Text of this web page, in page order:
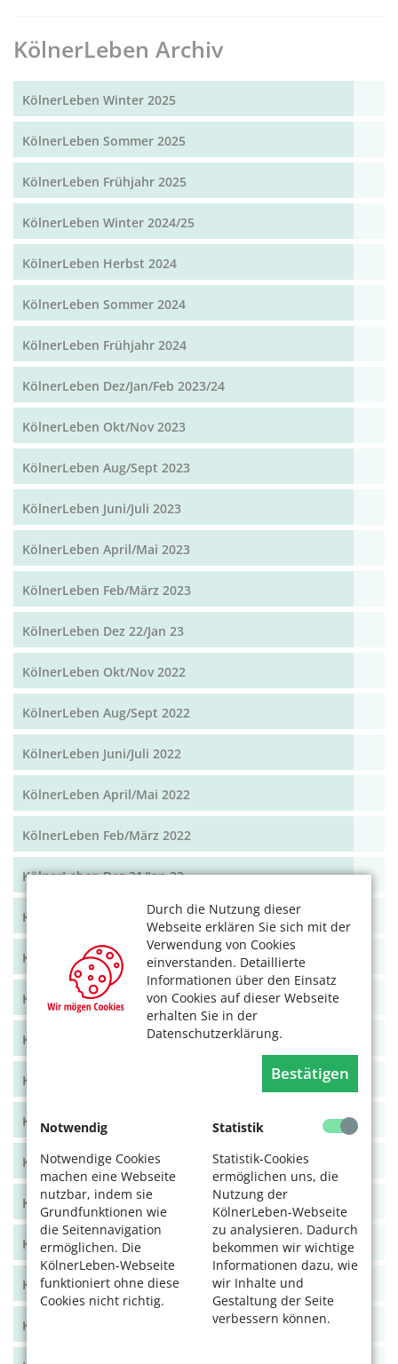
Durch die Nutzung dieser
Webseite erklären Sie sich mit der
Verwendung von Cookies
einverstanden. Detaillierte
Informationen über den Einsatz
von Cookies auf dieser Webseite
erhalten Sie in der
Datenschutzerklärung.
Bestätigen
Notwendig
Notwendige Cookies
machen eine Webseite
nutzbar, indem sie
Grundfunktionen wie
die Seitennavigation
ermöglichen. Die
KölnerLeben-Webseite
funktioniert ohne diese
Cookies nicht richtig.
Statistik
Statistik-Cookies
ermöglichen uns, die
Nutzung der
KölnerLeben-Webseite
zu analysieren. Dadurch
bekommen wir wichtige
Informationen dazu, wie
wir Inhalte und
Gestaltung der Seite
verbessern können.
KölnerLeben Archiv
KölnerLeben Winter 2025
KölnerLeben Sommer 2025
KölnerLeben Frühjahr 2025
KölnerLeben Winter 2024/25
KölnerLeben Herbst 2024
KölnerLeben Sommer 2024
KölnerLeben Frühjahr 2024
KölnerLeben Dez/Jan/Feb 2023/24
KölnerLeben Okt/Nov 2023
KölnerLeben Aug/Sept 2023
KölnerLeben Juni/Juli 2023
KölnerLeben April/Mai 2023
KölnerLeben Feb/März 2023
KölnerLeben Dez 22/Jan 23
KölnerLeben Okt/Nov 2022
KölnerLeben Aug/Sept 2022
KölnerLeben Juni/Juli 2022
KölnerLeben April/Mai 2022
KölnerLeben Feb/März 2022
KölnerLeben Dez 21/Jan 22
KölnerLeben Okt/Nov 2021
KölnerLeben Aug/Sept 2021
KölnerLeben Juni/Juli 2021
KölnerLeben April/Mai 2021
KölnerLeben Feb/März 2021
KölnerLeben Dez 20/Jan 21
KölnerLeben Okt/Nov 2020
KölnerLeben Aug/Sept 2020
KölnerLeben Juni/Juli 2020
KölnerLeben April/Mai 2020
KölnerLeben Feb/März 2020